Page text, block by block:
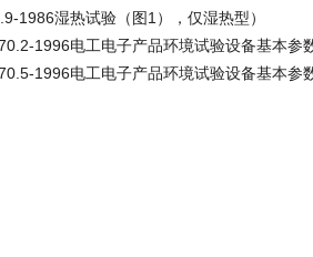
1986湿热试验（图1），仅湿热型）
1996电工电子产品环境试验设备基本参
1996电工电子产品环境试验设备基本参